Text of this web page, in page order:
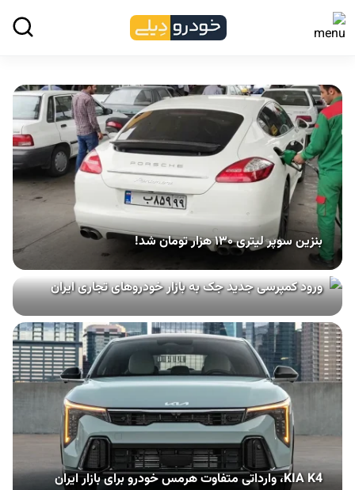
بنزین سوپر لیتری ۱۳۰ هزار تومان شد!
ورود کمپرسی جدید جک به بازار خودروهای تجاری ایران
KIA K4، وارداتی متفاوت هرمس خودرو برای بازار ایران